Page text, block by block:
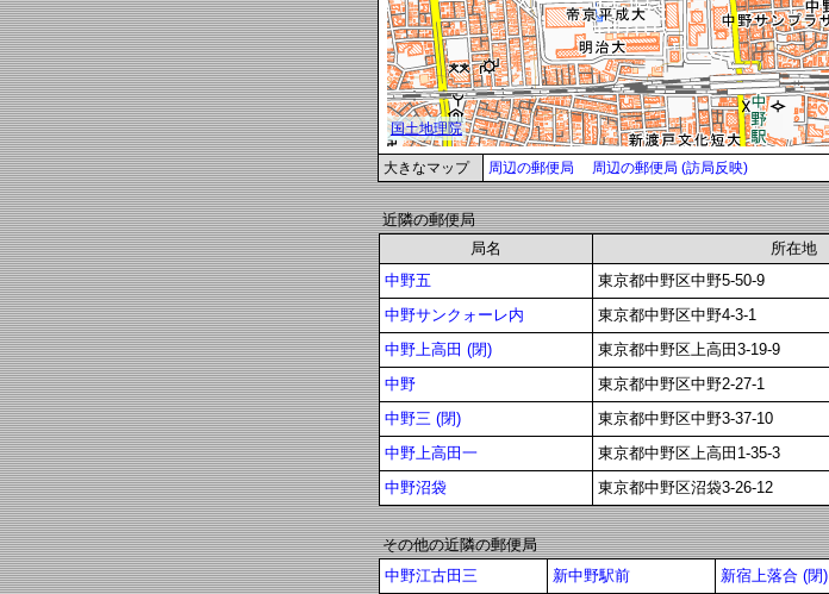
大きなマップ 周辺の郵便局 周辺の郵便局 (訪局反映)
近隣の郵便局
局名
所在地
中野五
東京都中野区中野5-50-9
中野サンクォーレ内
東京都中野区中野4-3-1
中野上高田 (閉)
東京都中野区上高田3-19-9
中野
東京都中野区中野2-27-1
中野三 (閉)
東京都中野区中野3-37-10
中野上高田一
東京都中野区上高田1-35-3
中野沼袋
東京都中野区沼袋3-26-12
その他の近隣の郵便局
中野江古田三
新中野駅前 新宿上落合 (閉)